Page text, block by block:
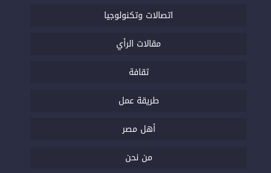
اتصالات وتكنولوجيا
مقالات الرأي
ثقافة
طريقة عمل
أهل مصر
من نحن